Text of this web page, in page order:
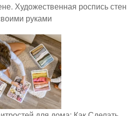
Художественная роспись стен
руками